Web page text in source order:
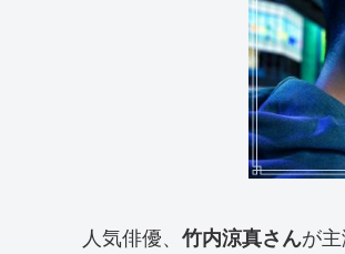
人気俳優、 竹内涼真さんが